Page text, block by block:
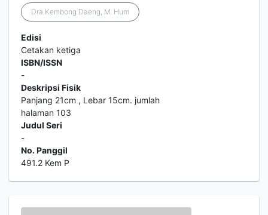
Dra.Kembong Daeng, M. Hum
Edisi
Cetakan ketiga
ISBN/ISSN
-
Deskripsi Fisik
Panjang 21cm , Lebar 15cm. jumlah
halaman 103
Judul Seri
-
No. Panggil
491.2 Kem P